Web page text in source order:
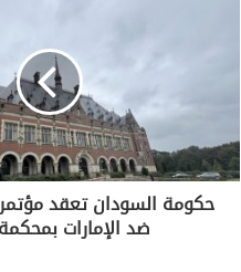
حكومة السودان تعقد
ضد الإمارات